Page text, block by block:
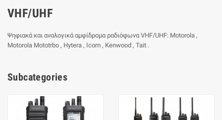
VHF/UHF
Ψηφιακά και αναλογικά αμφίδρομα ραδιόφωνα VHF/UHF: Motorola ,
Motorola Mototrbo , Hytera , Icom , Kenwood , Tait .
Subcategories